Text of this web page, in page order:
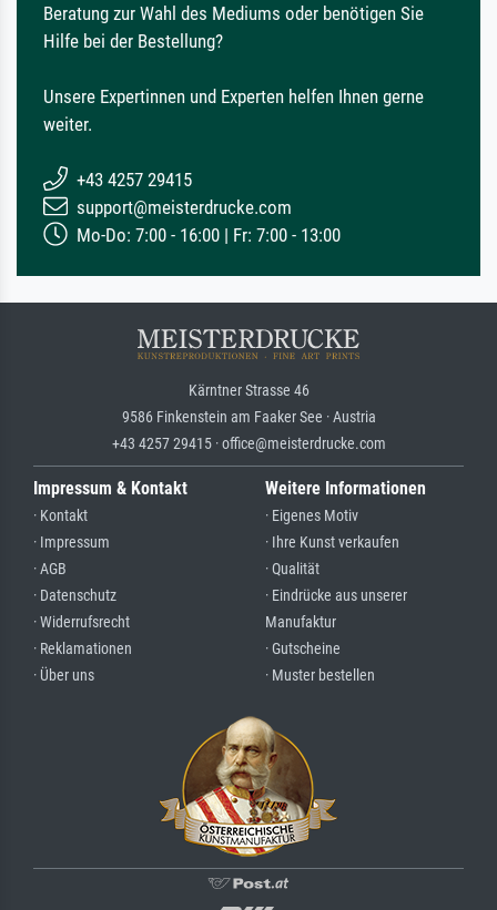
Beratung zur Wahl des Mediums oder benötigen Sie
Hilfe bei der Bestellung?
Unsere Expertinnen und Experten helfen Ihnen gerne
weiter.
+43 4257 29415
support@meisterdrucke.com
Mo-Do: 7:00 - 16:00 | Fr: 7:00 - 13:00
Kärntner Strasse 46
9586 Finkenstein am Faaker See · Austria
+43 4257 29415 · office@meisterdrucke.com
Impressum & Kontakt
· Kontakt
· Impressum
· AGB
· Datenschutz
· Widerrufsrecht
· Reklamationen
· Über uns
Weitere Informationen
· Eigenes Motiv
· Ihre Kunst verkaufen
· Qualität
· Eindrücke aus unserer
Manufaktur
· Gutscheine
· Muster bestellen